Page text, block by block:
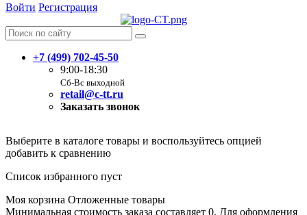
Войти Регистрация
+7 (499) 702-45-50
9:00-18:30
Сб-Вс выходной
retail@c-tt.ru
Заказать звонок
Выберите в каталоге товары и воспользуйтесь опцией
добавить к сравнению
Список избранного пуст
Моя корзина Отложенные товары
Минимальная стоимость заказа составляет 0. Для оформления